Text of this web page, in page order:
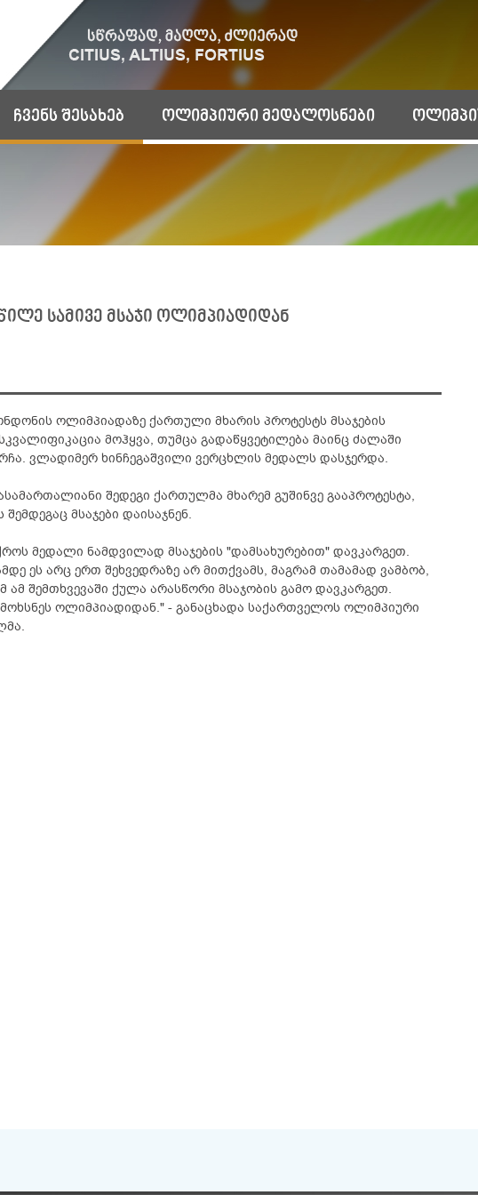
ჩვენს შესახებ ოლიმპიური მედალოსნები
სამივე მსაჯი ოლიმპიადიდან
ოლიმპიადაზე ქართული მხარის პროტესტს მსაჯების
მოჰყვა, თუმცა გადაწყვეტილება მაინც ძალაში
ვლადიმერ ხინჩეგაშვილი ვერცხლის მედალს დასჯერდა.
შედეგი ქართულმა მხარემ გუშინვე გააპროტესტა,
შემდეგაც მსაჯები დაისაჯნენ.
მედალი ნამდვილად მსაჯების "დამსახურებით" დავკარგეთ.
ეს არც ერთ შეხვედრაზე არ მითქვამს, მაგრამ თამამად ვამბობ,
ამ შემთხვევაში ქულა არასწორი მსაჯობის გამო დავკარგეთ.
მოხსნეს ოლიმპიადიდან." - განაცხადა საქართველოს ოლიმპიური